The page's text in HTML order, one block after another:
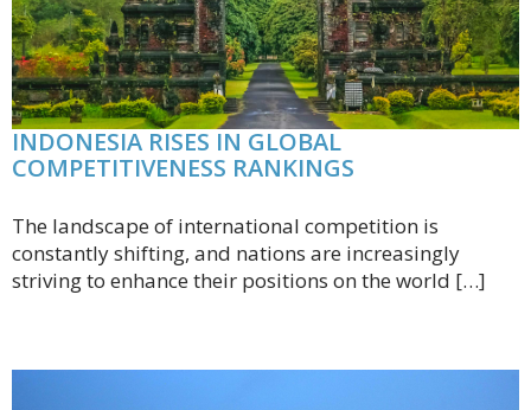
INDONESIA RISES IN GLOBAL
COMPETITIVENESS RANKINGS
The landscape of international competition is
constantly shifting, and nations are increasingly
striving to enhance their positions on the world […]